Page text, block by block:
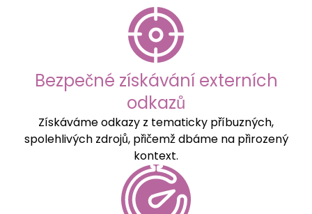
Bezpečné získávání externích
odkazů
Získáváme odkazy z tematicky příbuzných,
spolehlivých zdrojů, přičemž dbáme na přirozený
kontext.